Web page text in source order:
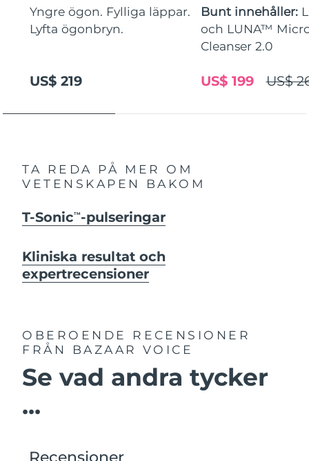
Yngre ögon. Fylliga läppar.
Lyfta ögonbryn.
US$ 219
Bunt innehåller:
och LUNA™
Cleanser 2.0
US$
US$ 199
TA REDA PÅ MER OM
VETENSKAPEN BAKOM
T-SonicTM -pulseringar
Kliniska resultat och
expertrecensioner
OBEROENDE RECENSIONER
FRÅN BAZAAR VOICE
Se vad andra tycker
...